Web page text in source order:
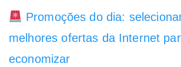
Promoções do dia:
melhores ofertas da Internet
economizar